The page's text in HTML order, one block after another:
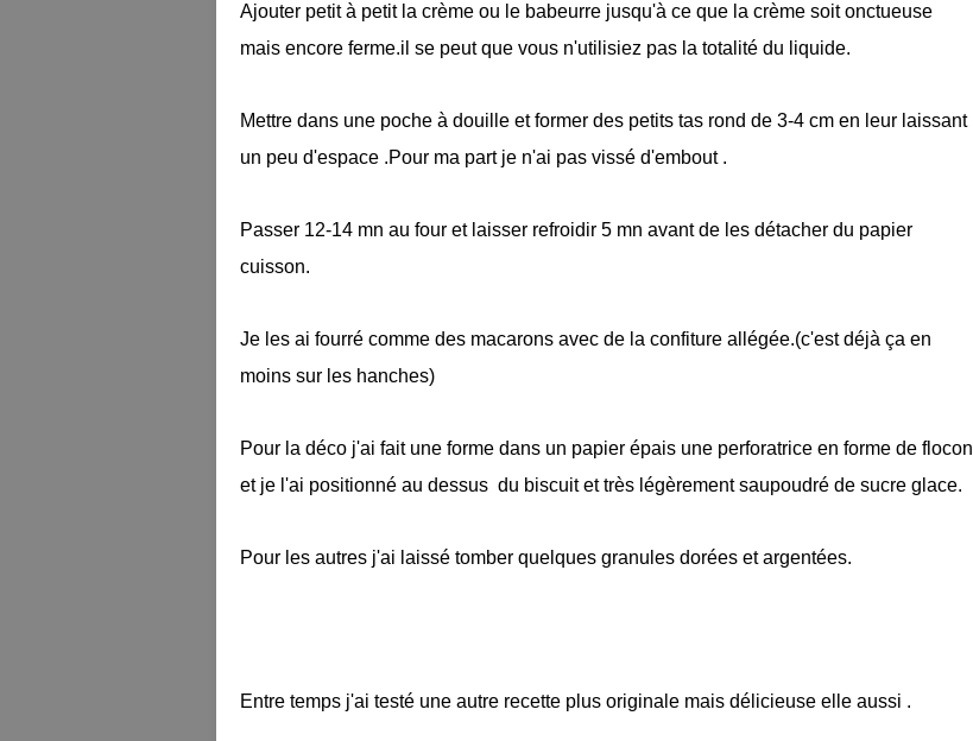
Ajouter petit à petit la crème ou le babeurre jusqu'à ce que la crème soit onctueuse
mais encore ferme.il se peut que vous n'utilisiez pas la totalité du liquide.
Mettre dans une poche à douille et former des petits tas rond de 3-4 cm en leur laissant
un peu d'espace .Pour ma part je n'ai pas vissé d'embout .
Passer 12-14 mn au four et laisser refroidir 5 mn avant de les détacher du papier
cuisson.
Je les ai fourré comme des macarons avec de la confiture allégée.(c'est déjà ça en
moins sur les hanches)
Pour la déco j'ai fait une forme dans un papier épais une perforatrice en forme de flocon
et je l'ai positionné au dessus du biscuit et très légèrement saupoudré de sucre glace.
Pour les autres j'ai laissé tomber quelques granules dorées et argentées.
Entre temps j'ai testé une autre recette plus originale mais délicieuse elle aussi .